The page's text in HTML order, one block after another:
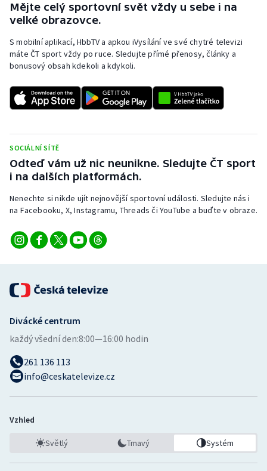
Mějte celý sportovní svět vždy u sebe i na
velké obrazovce.
S mobilní aplikací, HbbTV a apkou iVysílání ve své chytré televizi
máte ČT sport vždy po ruce. Sledujte přímé přenosy, články a
bonusový obsah kdekoli a kdykoli.
SOCIÁLNÍ SÍTĚ
Odteď vám už nic neunikne. Sledujte ČT sport
i na dalších platformách.
Nenechte si nikde ujít nejnovější sportovní události. Sledujte nás i
na Facebooku, X, Instagramu, Threads či YouTube a buďte v obraze.
Divácké centrum
každý všední den:8:00—16:00 hodin
261 136 113
info@ceskatelevize.cz
Vzhled
Světlý Tmavý Systém